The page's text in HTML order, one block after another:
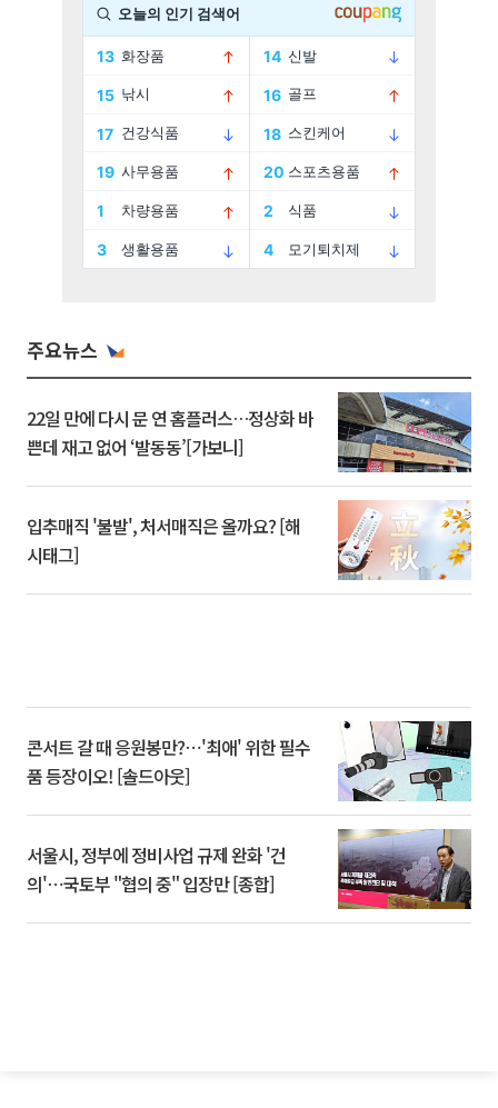
주요뉴스
22일 만에 다시 문 연 홈플러스…정상화 바
쁜데 재고 없어 ‘발동동’[가보니]
입추매직 '불발', 처서매직은 올까요? [해
시태그]
콘서트 갈 때 응원봉만?⋯'최애' 위한 필수
품 등장이오! [솔드아웃]
서울시, 정부에 정비사업 규제 완화 '건
의'⋯국토부 "협의 중" 입장만 [종합]